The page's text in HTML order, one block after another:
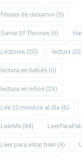
Frases de desamor (5)
Game Of Thrones (6)
Lectores (20) lectura
lectura en bebés (6)
lectura en niños (23)
Lee 20 minutos al día (6)
LeerMx (84)
Leer para estar bien (9)